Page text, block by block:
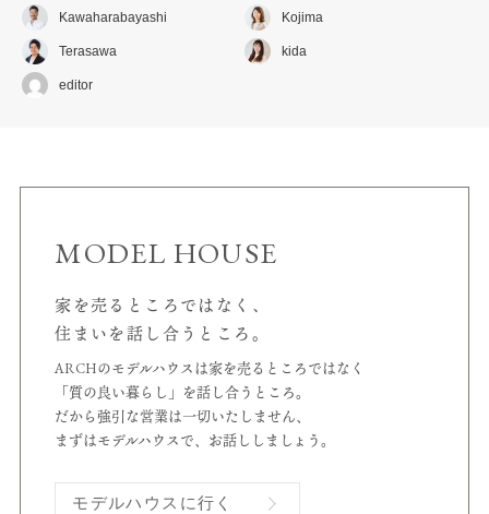
Kawaharabayashi Kojima
Terasawa kida
editor
MODEL HOUSE
家を売るところではなく、
住まいを話し合うところ。
ARCHのモデルハウスは家を売るところではなく
「質の良い暮らし」を話し合うところ。
だから強引な営業は一切いたしません、
まずはモデルハウスで、お話ししましょう。
モデルハウスに行く